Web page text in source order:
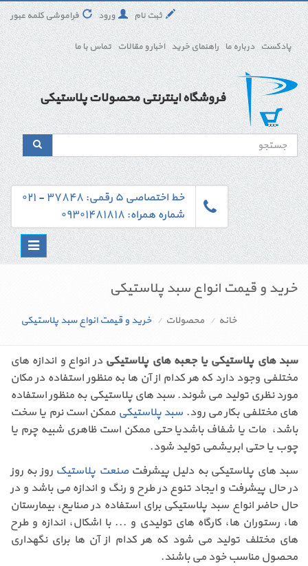
ثبت نام ورود فراموشی کلمه عبور
پادکست درباره ما راهنمای خرید اخبار و مقالات تماس با ما
فروشگاه اینترنتی محصولات پلاستیکی
خط اختصاصی ۵ رقمی: ۳۷۸۴۸ - ۰۲۱
شماره همراه: ۰۹۳۰۱۴۸۱۸۱۸
Toggle
خرید و قیمت انواع سبد پلاستیکی
خانه محصولات خرید و قیمت انواع سبد پلاستیکی
سبد های پلاستیکی یا جعبه های پلاستیکی در انواع و اندازه های
مختلفی وجود دارد که هر کدام از آن ها به منظور استفاده در مکان
مورد نظری تولید می شوند. سبد های پلاستیکی به منظور استفاده
های مختلفی بکار می رود. سبد پلاستیکی ممکن است نرم یا سخت
باشد، مات یا شفاف باشدیا حتی ممکن است ظاهری شبیه چرم یا
چوب یا حتی ابریشمی تولید شود.
سبد های پلاستیکی به دلیل پیشرفتصنعت پلاستیک روز به روز
در حال پیشرفت و ایجاد تنوع در طرح و رنگ و اندازه می باشد و در
حال حاضر انواع سبد پلاستیکی برای استفاده در صنایع، بیمارستان
ها، رستوران ها، کارگاه های تولیدی و ... با اشکال، اندازه و طرح
های مختلف تولید می شود که هر کدام از آن ها برای نگهداری
محصول مناسب خود می باشند.